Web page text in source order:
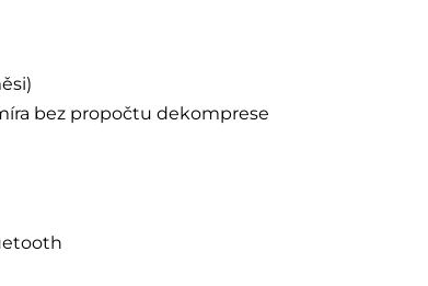
bez propočtu dekomprese